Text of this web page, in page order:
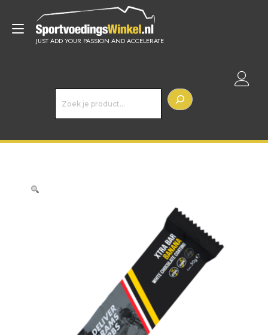
inhoud
JUST ADD YOUR PASSION AND ACCELERATE
Toggle
e